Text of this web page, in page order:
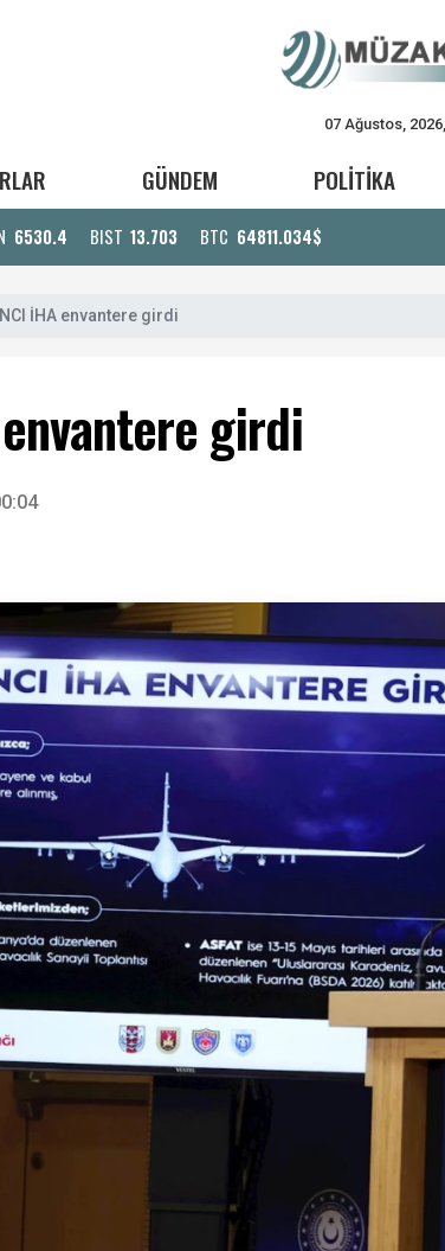
07 Ağustos,
GÜNDEM POLİTİKA
6530.4 BIST 13.703 BTC 64811.034$
İHA envantere girdi
girdi